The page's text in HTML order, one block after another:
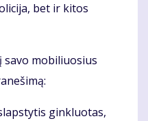
bet ir kitos
savo mobiliuosius
ginkluotas,